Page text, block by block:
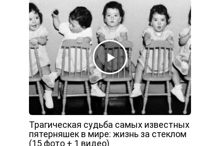
Трагическая судьба самых известных
пятерняшек в мире: жизнь за стеклом
(15 фото + 1 видео)